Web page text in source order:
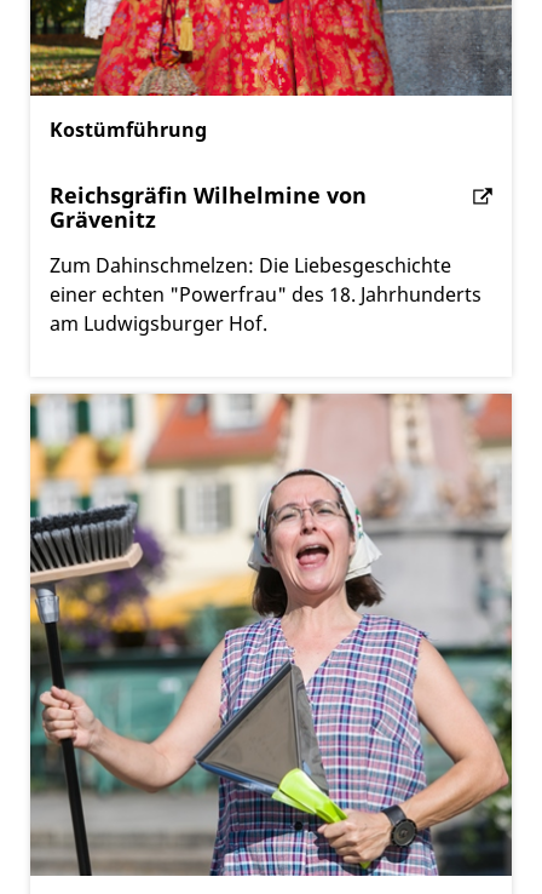
Kostümführung
Reichsgräfin Wilhelmine von
Grävenitz
Zum Dahinschmelzen: Die Liebesgeschichte
einer echten "Powerfrau" des 18. Jahrhunderts
am Ludwigsburger Hof.